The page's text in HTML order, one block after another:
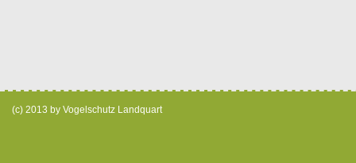
(c) 2013 by Vogelschutz Landquart